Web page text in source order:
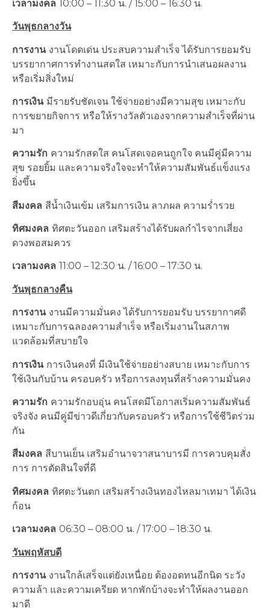
เวลามงคล 10:00 – 11:30 น. / 15:00 – 16:30 น.
วันพุธกลางวัน
การงาน งานโดดเด่น ประสบความสำเร็จ ได้รับการยอมรับ
บรรยากาศการทำงานสดใส เหมาะกับการนำเสนอผลงาน
หรือเริ่มสิ่งใหม่
การเงิน มีรายรับชัดเจน ใช้จ่ายอย่างมีความสุข เหมาะกับ
การขยายกิจการ หรือให้รางวัลตัวเองจากความสำเร็จที่ผ่าน
มา
ความรัก ความรักสดใส คนโสดเจอคนถูกใจ คนมีคู่มีความ
สุข รอยยิ้ม และความจริงใจจะทำให้ความสัมพันธ์แข็งแรง
ยิ่งขึ้น
สีมงคล สีน้ำเงินเข้ม เสริมการเงิน ลาภผล ความร่ำรวย
ทิศมงคล ทิศตะวันออก เสริมสร้างได้รับผลกำไรจากเสี่ยง
ดวงพอสมควร
เวลามงคล 11:00 – 12:30 น. / 16:00 – 17:30 น.
วันพุธกลางคืน
การงาน งานมีความมั่นคง ได้รับการยอมรับ บรรยากาศดี
เหมาะกับการฉลองความสำเร็จ หรือเริ่มงานในสภาพ
แวดล้อมที่สบายใจ
การเงิน การเงินคงที่ มีเงินใช้จ่ายอย่างสบาย เหมาะกับการ
ใช้เงินกับบ้าน ครอบครัว หรือการลงทุนที่สร้างความมั่นคง
ความรัก ความรักอบอุ่น คนโสดมีโอกาสเริ่มความสัมพันธ์
จริงจัง คนมีคู่มีข่าวดีเกี่ยวกับครอบครัว หรือการใช้ชีวิตร่วม
กัน
สีมงคล สีบานเย็น เสริมอำนาจวาสนาบารมี การควบคุมสั่ง
การ การตัดสินใจที่ดี
ทิศมงคล ทิศตะวันตก เสริมสร้างเงินทองไหลมาเทมา ได้เงิน
ก้อน
เวลามงคล 06:30 – 08:00 น. / 17:00 – 18:30 น.
วันพฤหัสบดี
การงาน งานใกล้เสร็จแต่ยังเหนื่อย ต้องอดทนอีกนิด ระวัง
ความล้า และความเครียด หากพักบ้างจะทำให้ผลงานออก
มาดี